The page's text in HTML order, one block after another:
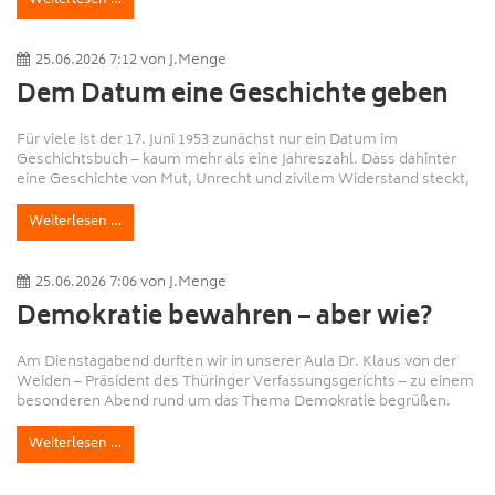
enger Freund des Initiators an einer Überdosis Crystal Meth
25.06.2026 7:12vonJ.Menge
Dem Datum eine Geschichte geben
Für viele ist der 17. Juni 1953 zunächst nur ein Datum im
Geschichtsbuch – kaum mehr als eine Jahreszahl. Dass dahinter
eine Geschichte von Mut, Unrecht und zivilem Widerstand steckt,
die bis heute nichts von ihrer Bedeutung verloren hat, haben
Schülerinnen und Schüler unserer 11. Klasse in den vergangenen
Wochen hautnah erfahren. Im Rahmen ihres Geschichtskurses
Weiterlesen …
25.06.2026 7:06vonJ.Menge
Demokratie bewahren – aber wie?
Am Dienstagabend durften wir in unserer Aula Dr. Klaus von der
Weiden – Präsident des Thüringer Verfassungsgerichts – zu einem
besonderen Abend rund um das Thema Demokratie begrüßen.
Was bedeutet Demokratie heute wirklich? Wie schützen wir sie –
gegen Extremismus von rechts und links, gegen Fanatismus,
gegen Gleichgültigkeit? Diese Fragen standen im Mittelpunkt der
Weiterlesen …